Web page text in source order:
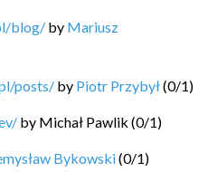
blog/ by Mariusz
posts/ by Piotr Przybył(0/1)
by Michał Pawlik (0/1)
Bykowski(0/1)